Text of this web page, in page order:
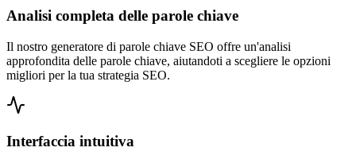
Analisi completa delle parole chiave
Il nostro generatore di parole chiave SEO offre un'analisi
approfondita delle parole chiave, aiutandoti a scegliere le opzioni
migliori per la tua strategia SEO.
Interfaccia intuitiva